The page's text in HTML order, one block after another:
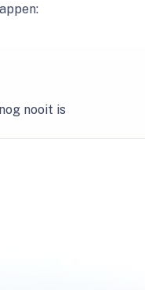
nooit is